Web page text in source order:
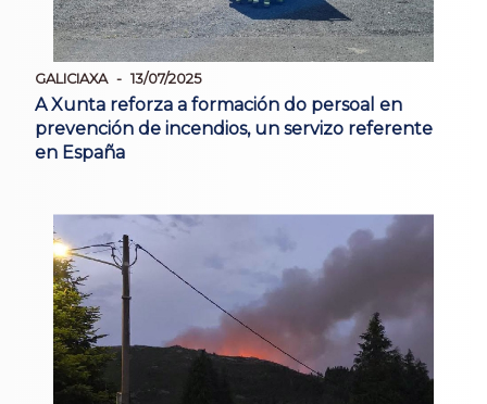
GALICIAXA 13/07/2025
A Xunta reforza a formación do persoal en
prevención de incendios, un servizo referente
en España